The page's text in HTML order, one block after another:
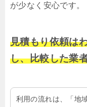
が少なく安心です。
見積もり依頼は
し、比較した業
利用の流れは、「